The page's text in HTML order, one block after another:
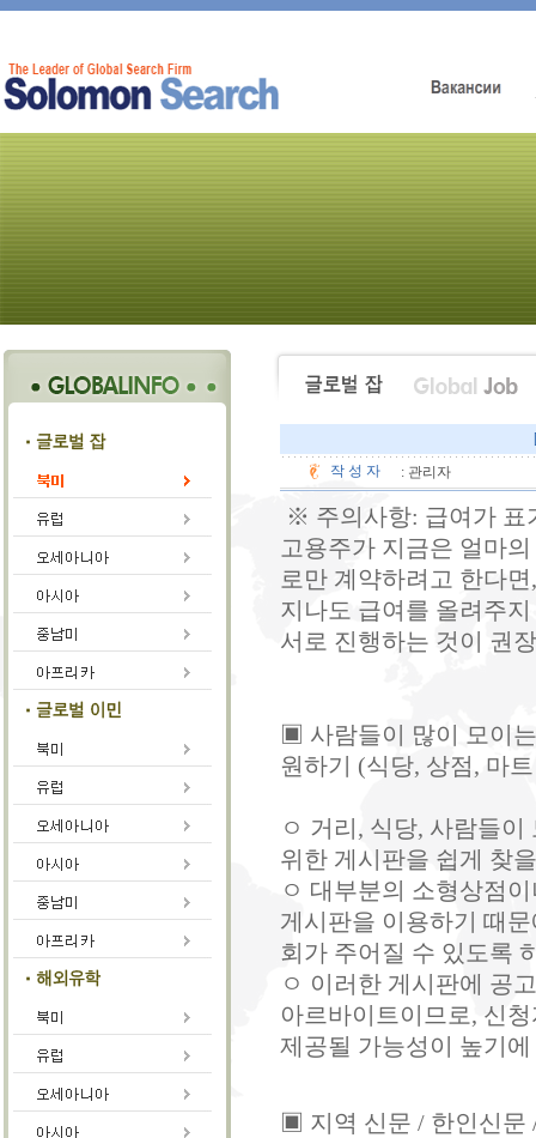
작 성 자
: 관리자
※ 주의사항: 급여가 표
고용주가 지금은 얼마
로만 계약하려고 한다
지나도 급여를 올려주
서로 진행하는 것이 권
▣ 사람들이 많이 모이
원하기 (식당, 상점, 마
ㅇ 거리, 식당, 사람들
위한 게시판을 쉽게 찾
ㅇ 대부분의 소형상점
게시판을 이용하기 때
회가 주어질 수 있도록
ㅇ 이러한 게시판에 공
아르바이트이므로, 신
제공될 가능성이 높기
▣ 지역 신문 / 한인신문 /